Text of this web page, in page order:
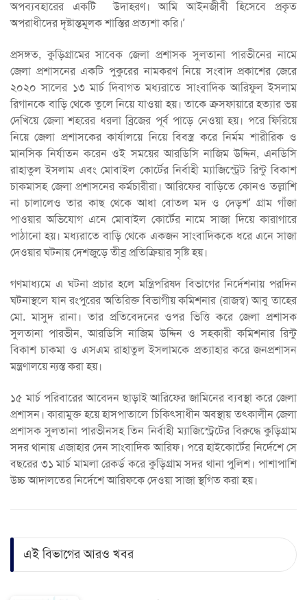
অপব্যবহারের একটি উদাহরণ। আমি আইনজীবী হিসেবে প্রকৃত
অপরাধীদের দৃষ্টান্তমূলক শাস্তির প্রত্যশা করি।’
প্রসঙ্গত, কুড়িগ্রামের সাবেক জেলা প্রশাসক সুলতানা পারভীনের নামে
জেলা প্রশাসনের একটি পুকুরের নামকরণ নিয়ে সংবাদ প্রকাশের জেরে
২০২০ সালের ১৩ মার্চ দিবাগত মধ্যরাতে সাংবাদিক আরিফুল ইসলাম
রিগানকে বাড়ি থেকে তুলে নিয়ে যাওয়া হয়। তাকে ক্রসফায়ারে হত্যার ভয়
দেখিয়ে জেলা শহরের ধরলা ব্রিজের পূর্ব পাড়ে নেওয়া হয়। পরে ফিরিয়ে
নিয়ে জেলা প্রশাসকের কার্যালয়ে নিয়ে বিবস্ত্র করে নির্মম শারীরিক ও
মানসিক নির্যাতন করেন ওই সময়ের আরডিসি নাজিম উদ্দিন, এনডিসি
রাহাতুল ইসলাম এবং মোবাইল কোর্টের নির্বাহী ম্যাজিস্ট্রেট রিন্টু বিকাশ
চাকমাসহ জেলা প্রশাসনের কর্মচারীরা। আরিফের বাড়িতে কোনও তল্লাশি
না চালালেও তার কাছ থেকে আধা বোতল মদ ও দেড়শ’ গ্রাম গাঁজা
পাওয়ার অভিযোগ এনে মোবাইল কোর্টের নামে সাজা দিয়ে কারাগারে
পাঠানো হয়। মধ্যরাতে বাড়ি থেকে একজন সাংবাদিককে ধরে এনে সাজা
দেওয়ার ঘটনায় দেশজুড়ে তীব্র প্রতিক্রিয়ার সৃষ্টি হয়।
গণমাধ্যমে এ ঘটনা প্রচার হলে মন্ত্রিপরিষদ বিভাগের নির্দেশনায় পরদিন
ঘটনাস্থলে যান রংপুরের অতিরিক্ত বিভাগীয় কমিশনার (রাজস্ব) আবু তাহের
মো. মাসুদ রানা। তার প্রতিবেদনের ওপর ভিত্তি করে জেলা প্রশাসক
সুলতানা পারভীন, আরডিসি নাজিম উদ্দিন ও সহকারী কমিশনার রিন্টু
বিকাশ চাকমা ও এসএম রাহাতুল ইসলামকে প্রত্যাহার করে জনপ্রশাসন
মন্ত্রণালয়ে ন্যস্ত করা হয়।
১৫ মার্চ পরিবারের আবেদন ছাড়াই আরিফের জামিনের ব্যবস্থা করে জেলা
প্রশাসন। কারামুক্ত হয়ে হাসপাতালে চিকিৎসাধীন অবস্থায় তৎকালীন জেলা
প্রশাসক সুলতানা পারভীনসহ তিন নির্বাহী ম্যাজিস্ট্রেটের বিরুদ্ধে কুড়িগ্রাম
সদর থানায় এজাহার দেন সাংবাদিক আরিফ। পরে হাইকোর্টের নির্দেশে সে
বছরের ৩১ মার্চ মামলা রেকর্ড করে কুড়িগ্রাম সদর থানা পুলিশ। পাশাপাশি
উচ্চ আদালতের নির্দেশে আরিফকে দেওয়া সাজা স্থগিত করা হয়।
এই বিভাগের আরও খবর